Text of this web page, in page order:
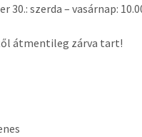
szerda – vasárnap:
átmentileg zárva tart!